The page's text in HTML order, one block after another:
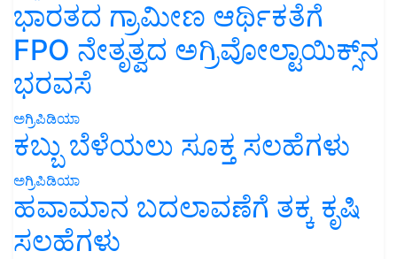
ಭಾರತದ ಗ್ರಾಮೀಣ ಆರ್ಥಿಕತೆಗೆ
FPO ನೇತೃತ್ವದ ಅಗ್ರಿವೋಲ್ಟಾಯಿಕ್ಸ್‌ನ
ಭರವಸೆ
ಅಗ್ರಿಪಿಡಿಯಾ
ಕಬ್ಬು ಬೆಳೆಯಲು ಸೂಕ್ತ ಸಲಹೆಗಳು
ಅಗ್ರಿಪಿಡಿಯಾ
ಹವಾಮಾನ ಬದಲಾವಣೆಗೆ ತಕ್ಕ ಕೃಷಿ
ಸಲಹೆಗಳು